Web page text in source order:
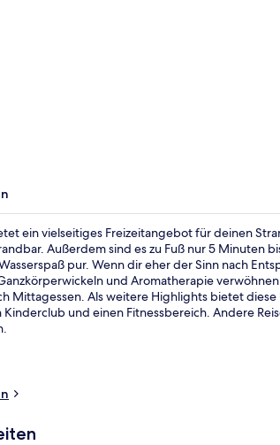
ein vielseitiges Freizeitangebot für deinen
Außerdem sind es zu Fuß nur 5 Minuten
pur. Wenn dir eher der Sinn nach
und Aromatherapie verwöhnen
Mittagessen. Als weitere Highlights bietet
und einen Fitnessbereich. Andere